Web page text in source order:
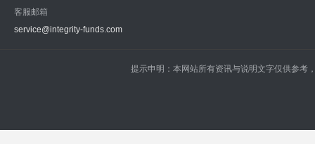
客服邮箱
service@integrity-funds.com
提示申明：本网站所有资讯与说明文字仅供参考